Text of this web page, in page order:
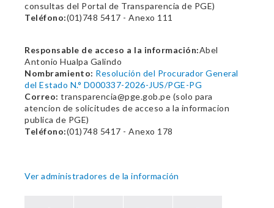
consultas del Portal de Transparencia de PGE)
Teléfono:(01)748 5417 - Anexo 111
Responsable de acceso a la información:Abel
Antonio Hualpa Galindo
Nombramiento: Resolución del Procurador General
del Estado N.° D000337-2026-JUS/PGE-PG
Correo: transparencia@pge.gob.pe (solo para
atencion de solicitudes de acceso a la informacion
publica de PGE)
Teléfono:(01)748 5417 - Anexo 178
Ver administradores de la información